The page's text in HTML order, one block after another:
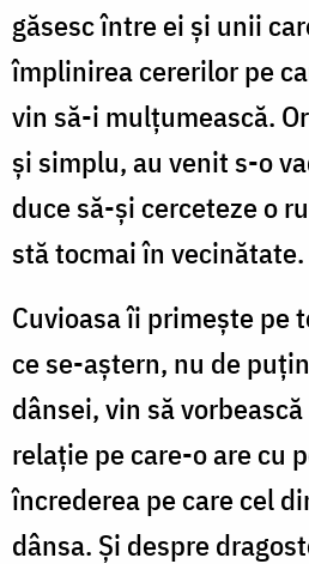
găsesc între ei și unii
împlinirea cererilor pe
vin să-i mulțumească.
și simplu, au venit s-o
duce să-și cerceteze o
stă tocmai în vecinătate.
Cuvioasa îi primește pe
ce se-aștern, nu de
dânsei, vin să
relație pe care-o are cu
încrederea pe care cel
dânsa. Și despre